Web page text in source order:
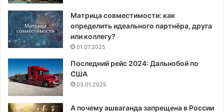
Матрица совместимости: как
определить идеального партнёра, друга
или коллегу?
01.07.2025
Последний рейс 2024: Дальнобой по
США
03.01.2025
А почему ашваганда запрещена в России